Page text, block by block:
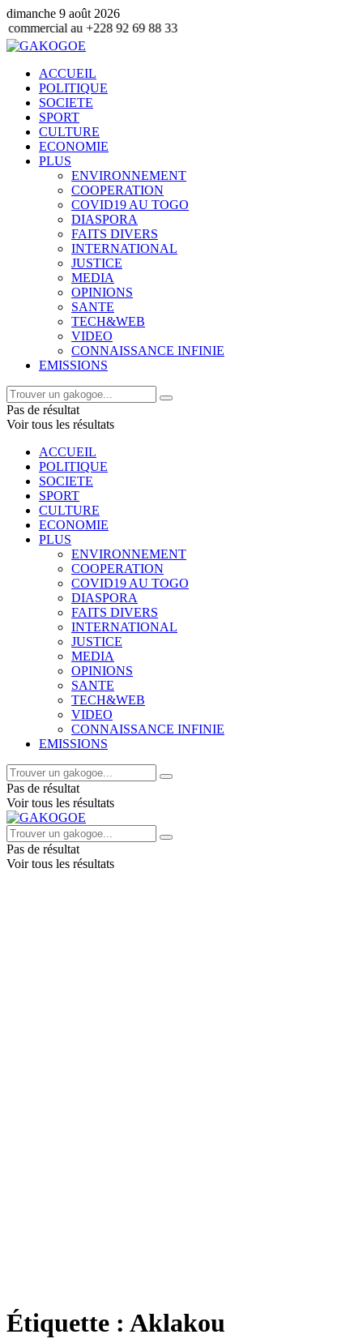
dimanche 9 août 2026
au +228 92 69 88 33
ACCUEIL
POLITIQUE
SOCIETE
SPORT
CULTURE
ECONOMIE
PLUS
ENVIRONNEMENT
COOPERATION
COVID19 AU TOGO
DIASPORA
FAITS DIVERS
INTERNATIONAL
JUSTICE
MEDIA
OPINIONS
SANTE
TECH&WEB
VIDEO
CONNAISSANCE INFINIE
EMISSIONS
Pas de résultat
Voir tous les résultats
ACCUEIL
POLITIQUE
SOCIETE
SPORT
CULTURE
ECONOMIE
PLUS
ENVIRONNEMENT
COOPERATION
COVID19 AU TOGO
DIASPORA
FAITS DIVERS
INTERNATIONAL
JUSTICE
MEDIA
OPINIONS
SANTE
TECH&WEB
VIDEO
CONNAISSANCE INFINIE
EMISSIONS
Pas de résultat
Voir tous les résultats
Pas de résultat
Voir tous les résultats
Étiquette : Aklakou